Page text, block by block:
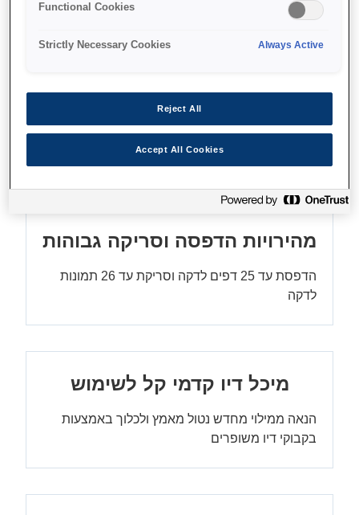
עלות אולטרה נמוכה, מדפסת
מערכת מיכלי דיו חסכונית
מהירויות הדפסה וסריקה גבוהות
הדפסת עד 25 דפים לדקה וסריקת עד 26 תמונות
לדקה
מיכל דיו קדמי קל לשימוש
הנאה ממילוי מחדש נטול מאמץ ולכלוך באמצעות
בקבוקי דיו משופרים
Functional Cookies
Strictly Necessary Cookies Always Active
Reject All
Accept All Cookies